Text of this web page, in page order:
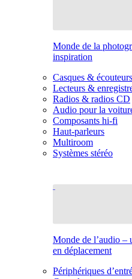
Monde de la
inspiration
Casques & écouteurs
Lecteurs &
Radios & radios CD
Audio pour la
Composants hi-fi
Haut-parleurs
Multiroom
Systèmes stéréo
Monde de l’audio –
en déplacement
Périphériques